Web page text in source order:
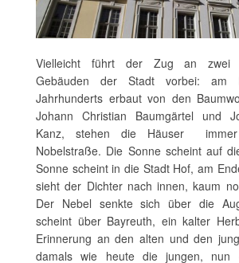
Vielleicht führt der Zug an zwei
Gebäuden der Stadt vorbei: am
Jahrhunderts erbaut von den
Johann Christian Baumgärtel und
Kanz, stehen die Häuser
Nobelstraße. Die Sonne scheint auf
Sonne scheint in die Stadt Hof, am
sieht der Dichter nach innen, kaum
Der Nebel senkte sich über die
scheint über Bayreuth, ein kalter
Erinnerung an den alten und den
damals wie heute die jungen, nun